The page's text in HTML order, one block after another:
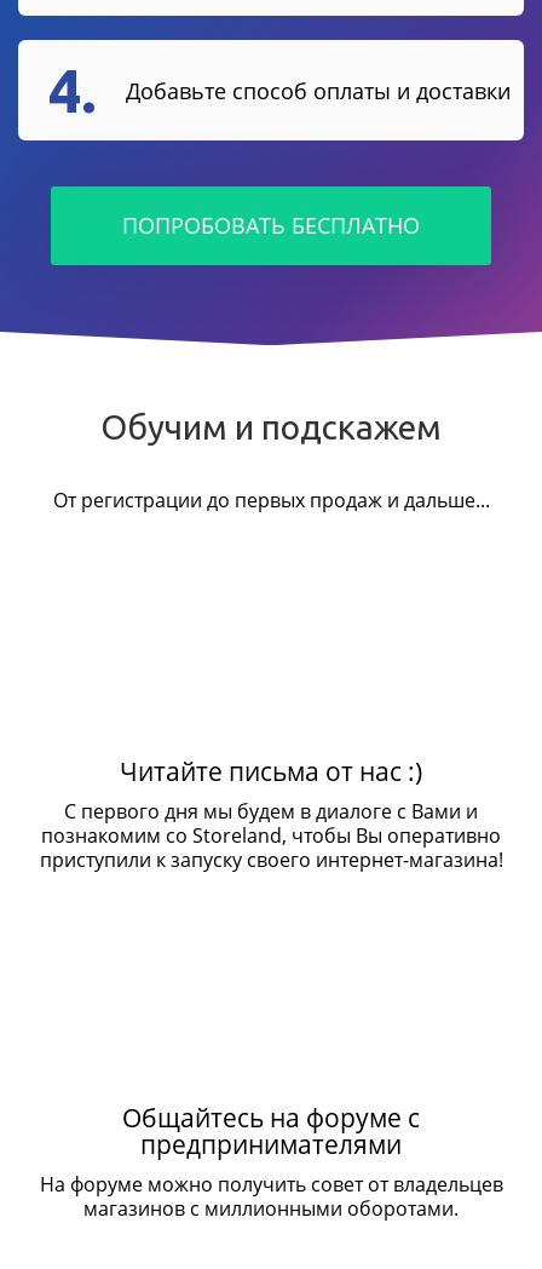
4. Добавьте способ оплаты и доставки
ПОПРОБОВАТЬ БЕСПЛАТНО
Обучим и подскажем
От регистрации до первых продаж и дальше...
Читайте письма от нас :)
С первого дня мы будем в диалоге с Вами и
познакомим со Storeland, чтобы Вы оперативно
приступили к запуску своего интернет-магазина!
Общайтесь на форуме с
предпринимателями
На форуме можно получить совет от владельцев
магазинов с миллионными оборотами.